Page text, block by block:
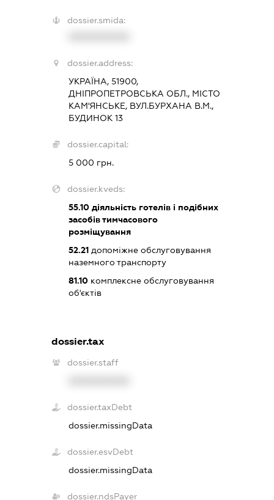
dossier.smida:
dossier.address:
УКРАЇНА, 51900,
ДНІПРОПЕТРОВСЬКА ОБЛ., МІСТО
КАМ'ЯНСЬКЕ, ВУЛ.БУРХАНА В.М.,
БУДИНОК 13
dossier.capital:
5 000 грн.
dossier.kveds:
55.10 діяльність готелів і подібних
засобів тимчасового
розміщування
52.21 допоміжне обслуговування
наземного транспорту
81.10 комплексне обслуговування
об'єктів
dossier.tax
dossier.staff
dossier.taxDebt
dossier.missingData
dossier.esvDebt
dossier.missingData
dossier.ndsPayer